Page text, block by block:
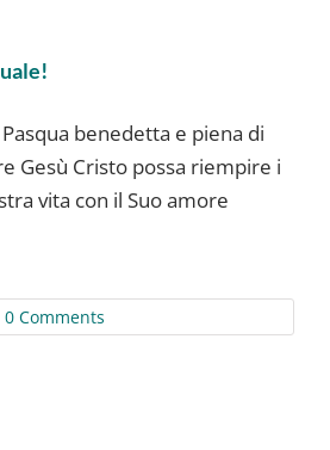
benedetta e piena di
Gesù Cristo possa riempire i
vita con il Suo amore
0 Comments